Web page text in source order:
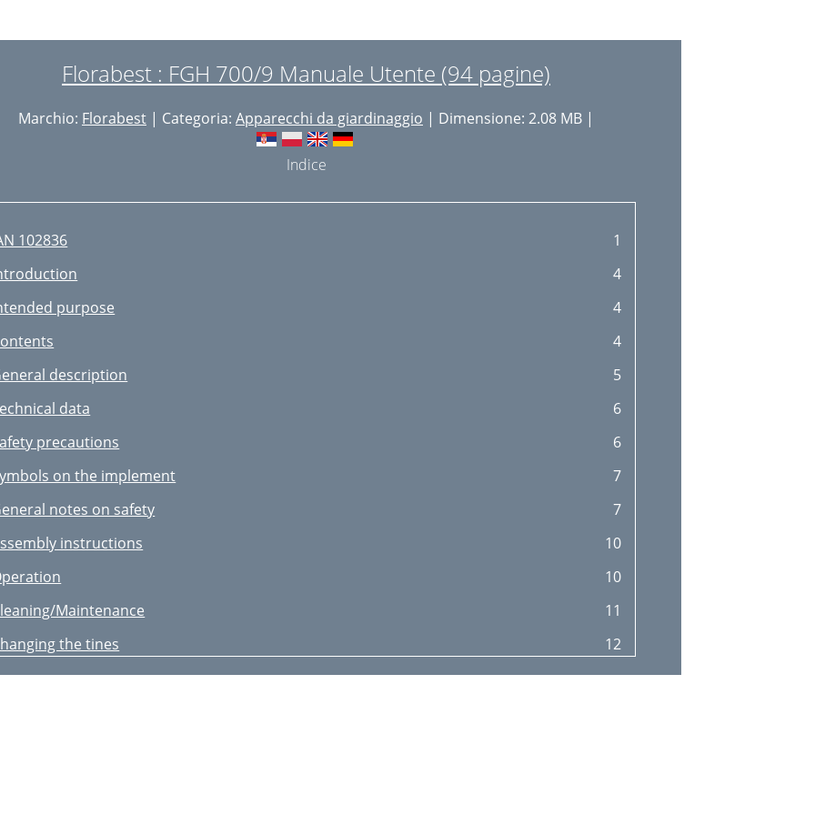
Hakmessen vervangen
Opbergen
geral
previsto
do aparelho
manutenção
Florabest : FGH 700/9 Manuale Utente (94 pagine)
Marchio: Florabest | Categoria: Apparecchi da giardinaggio | Dimensione: 2.08 MB |
Indice
102836
1
4
purpose
4
4
description
5
data
6
precautions
6
on the implement
7
notes on safety
7
instructions
10
10
Maintenance
11
the tines
12
Parts/Accessories
13